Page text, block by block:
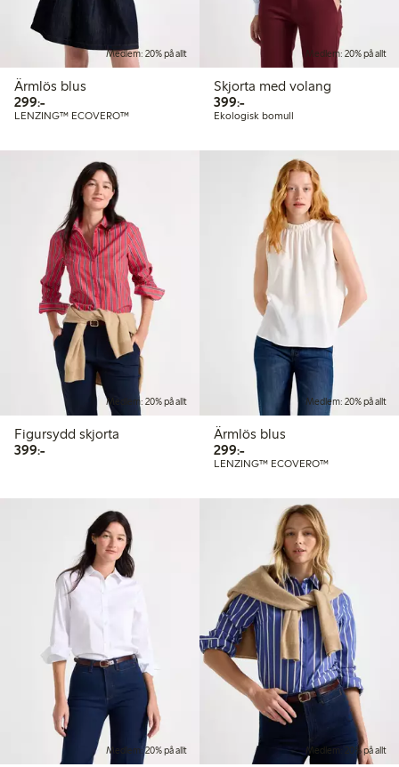
Medlem: 20% på allt
Ärmlös blus
299:-299,00 kr
LENZING™ ECOVERO™
Medlem: 20% på allt
Skjorta med volang
399:-399,00 kr
Ekologisk bomull
Medlem: 20% på allt
Figursydd skjorta
399:-399,00 kr
Medlem: 20% på allt
Ärmlös blus
299:-299,00 kr
LENZING™ ECOVERO™
Medlem: 20% på allt Medlem: 20% på allt